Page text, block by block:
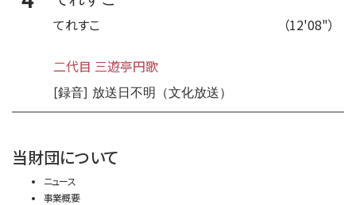
（12'08"）
てれすこ
二代目 三遊亭円歌
[録音] 放送日不明（文化放送）
当財団について
ニュース
事業概要